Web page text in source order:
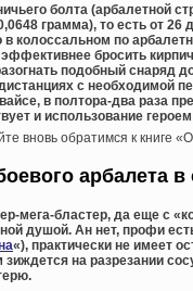
болта (арбалетной
грамма), то есть от
колоссальном по
бросить
подобный снаряд
с необходимой
в полтора-два раза
и использование
вновь обратимся к книге
арбалета в
мега-бластер, да еще с
душой. Ан нет, профи
«), практически не имеет
на разрезании